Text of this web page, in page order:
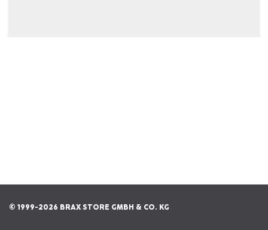
© 1999-2026 BRAX STORE GMBH & CO. KG